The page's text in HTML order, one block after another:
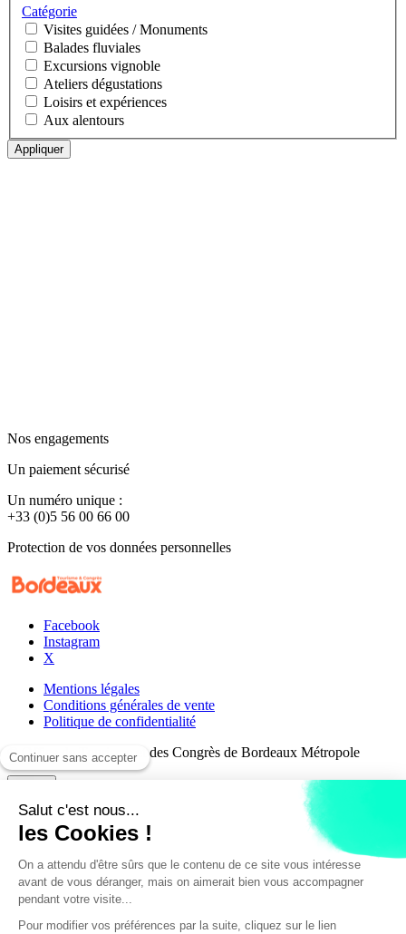
Catégorie
Visites guidées / Monuments
Balades fluviales
Excursions vignoble
Ateliers dégustations
Loisirs et expériences
Aux alentours
Appliquer
Nos engagements
Un paiement sécurisé
Un numéro unique :
+33 (0)5 56 00 66 00
Protection de vos données personnelles
Facebook
Instagram
X
Mentions légales
Conditions générales de vente
Politique de confidentialité
© Office de Tourisme et des Congrès de Bordeaux Métropole
Rechercher une visite
Annuler
Fermer
Vous recherchez une visite à Bordeaux ou
aux alentours ?